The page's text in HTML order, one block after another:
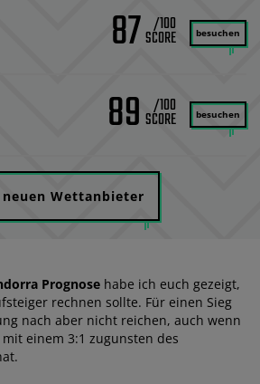
87 /100 besuchen
89 /100 besuchen
Wettanbieter
Prognose habe ich euch gezeigt,
rechnen sollte. Für einen Sieg
nach aber nicht reichen, auch wenn
einem 3:1 zugunsten des